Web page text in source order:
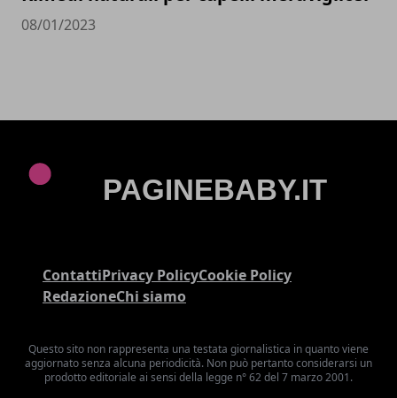
08/01/2023
ContattiPrivacy PolicyCookie Policy
RedazioneChi siamo
Questo sito non rappresenta una testata giornalistica in quanto viene
aggiornato senza alcuna periodicità. Non può pertanto considerarsi un
prodotto editoriale ai sensi della legge n° 62 del 7 marzo 2001.